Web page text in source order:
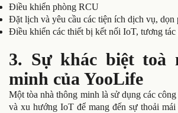
Điều khiển phòng RCU
Đặt lịch và yêu cầu các tiện ích dịch vụ,
Điều khiển các thiết bị kết nối IoT, tương tác
3. Sự khác biệt toà
minh của YooLife
Một tòa nhà thông minh là sử dụng các
và xu hướng IoT để mang đến sự thoải